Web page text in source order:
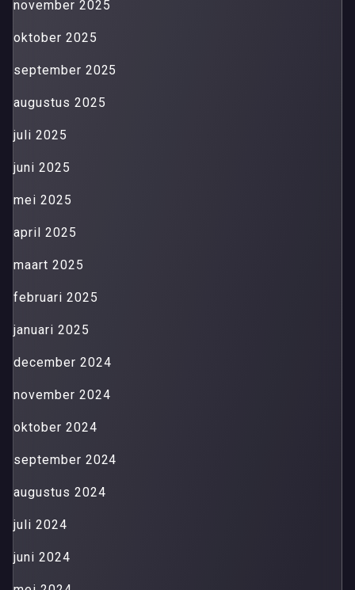
november 2025
oktober 2025
september 2025
augustus 2025
juli 2025
juni 2025
mei 2025
april 2025
maart 2025
februari 2025
januari 2025
december 2024
november 2024
oktober 2024
september 2024
augustus 2024
juli 2024
juni 2024